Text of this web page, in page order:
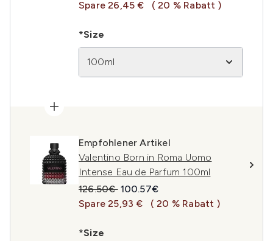
Spare 26,45 € ( 20 % Rabatt )
*Size
100ml
Empfohlener Artikel
Valentino Born in Roma Uomo
Intense Eau de Parfum 100ml
Unverbindliche Preisempfehlung:
126.50€ Aktueller Preis:
100.57€
Spare 25,93 €
( 20 % Rabatt )
*Size